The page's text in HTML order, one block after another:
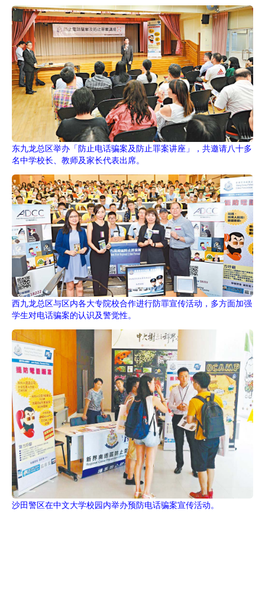
东九龙总区举办「防止电话骗案及防止罪案讲座」，共邀请八十多
名中学校长、教师及家长代表出席。
西九龙总区与区内各大专院校合作进行防罪宣传活动，多方面加强
学生对电话骗案的认识及警觉性。
沙田警区在中文大学校园内举办预防电话骗案宣传活动。